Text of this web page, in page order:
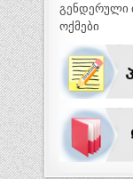
გენდერული
ოქმები